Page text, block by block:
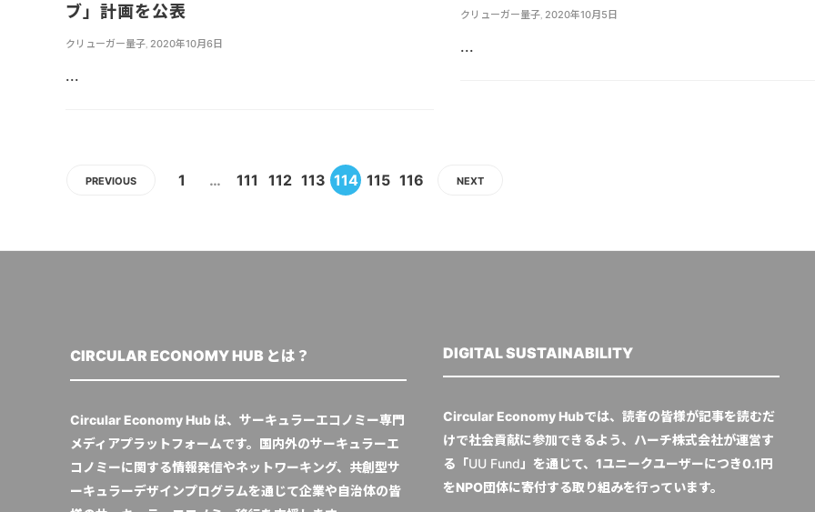
ブ」計画を公表
クリューガー量子 2020年10月6日
...
クリューガー量子 2020年10月5日
...
PREVIOUS 1 … 111 112 113 114 115 116 NEXT
CIRCULAR ECONOMY HUB とは？
Circular Economy Hub は、サーキュラーエコノミー専門
メディアプラットフォームです。国内外のサーキュラーエ
コノミーに関する情報発信やネットワーキング、共創型サ
ーキュラーデザインプログラムを通じて企業や自治体の皆
DIGITAL SUSTAINABILITY
Circular Economy Hubでは、読者の皆様が記事を読むだ
けで社会貢献に参加できるよう、ハーチ株式会社が運営す
る「UU Fund 」を通じて、1ユニークユーザーにつき0.1円
をNPO団体に寄付する取り組みを行っています。